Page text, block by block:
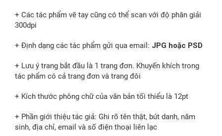
+ Các tác phẩm vẽ tay cũng có thể scan với độ phân giải
300dpi
+ Định dạng các tác phẩm gửi qua email: JPG hoặc PSD
+ Lưu ý trang bắt đầu là 1 trang đơn. Khuyến khích trong
tác phẩm có cả trang đơn và trang đôi
+ Kích thước phông chữ của văn bản tối thiểu là 12pt
+ Phần giới thiệu tác giả: Ghi rõ tên thật, bút danh, năm
sinh, địa chỉ, email và số điện thoại liên lạc